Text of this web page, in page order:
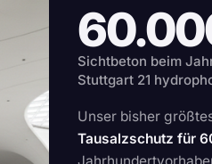
Sichtbeton beim
Stuttgart 21
Unser bisher
Tausalzschutz für